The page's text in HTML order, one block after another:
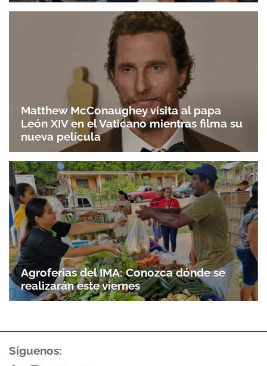
Matthew McConaughey visita al papa
León XIV en el Vaticano mientras filma su
nueva película
Agroferias del IMA: Conozca dónde se
realizarán este viernes
Síguenos: